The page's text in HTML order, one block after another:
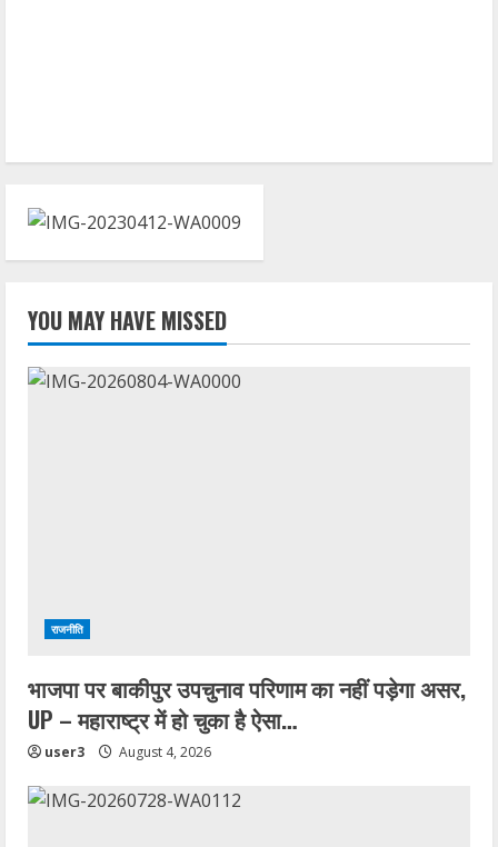
YOU MAY HAVE MISSED
राजनीति
भाजपा पर बाकीपुर उपचुनाव परिणाम का नहीं पड़ेगा असर,
UP – महाराष्ट्र में हो चुका है ऐसा…
user3 August 4, 2026